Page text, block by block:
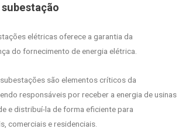
elétricas oferece a garantia da
do fornecimento de energia elétrica.
são elementos críticos da
responsáveis por receber a energia de usinas
e distribuí-la de forma eficiente para
comerciais e residenciais.